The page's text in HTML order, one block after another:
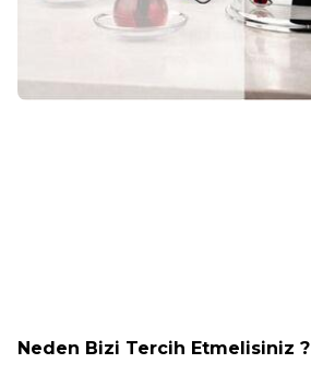
Neden Bizi Tercih Etmelisiniz ?